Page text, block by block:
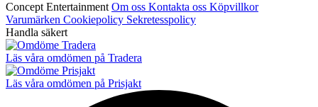
Concept Entertainment Om oss Kontakta oss Köpvillkor
Varumärken Cookiepolicy Sekretesspolicy
Handla säkert
Läs våra omdömen på Tradera
Läs våra omdömen på Prisjakt